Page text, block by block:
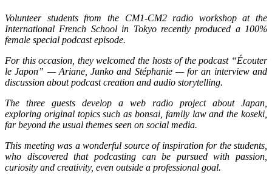
Volunteer students from the CM1-CM2 radio workshop at the
International French School in Tokyo recently produced a 100%
female special podcast episode.
For this occasion, they welcomed the hosts of the podcast “Écouter
le Japon” — Ariane, Junko and Stéphanie — for an interview and
discussion about podcast creation and audio storytelling.
The three guests develop a web radio project about Japan,
exploring original topics such as bonsai, family law and the koseki,
far beyond the usual themes seen on social media.
This meeting was a wonderful source of inspiration for the students,
who discovered that podcasting can be pursued with passion,
curiosity and creativity, even outside a professional goal.